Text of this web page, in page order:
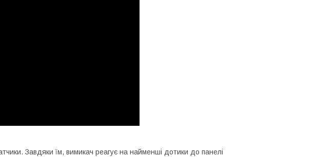
Завдяки їм, вимикач реагує на найменші дотики до панелі